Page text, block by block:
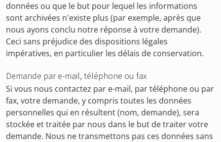
données ou que le but pour lequel les informations
sont archivées n'existe plus (par exemple, après que
nous ayons conclu notre réponse à votre demande).
Ceci sans préjudice des dispositions légales
impératives, en particulier les délais de conservation.
Demande par e-mail, téléphone ou fax
Si vous nous contactez par e-mail, par téléphone ou par
fax, votre demande, y compris toutes les données
personnelles qui en résultent (nom, demande), sera
stockée et traitée par nous dans le but de traiter votre
demande. Nous ne transmettons pas ces données sans